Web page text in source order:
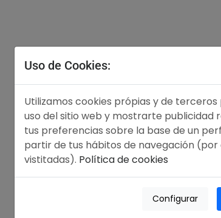
Uso de Cookies:
Utilizamos cookies própias y de
uso del sitio web y mostrarte publicidad
tus preferencias sobre la base de un
partir de tus hábitos de navegación (por
vistitadas). Política de cookies
Configurar